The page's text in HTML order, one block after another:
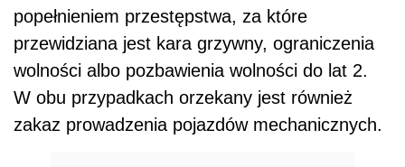
popełnieniem przestępstwa, za które
przewidziana jest kara grzywny, ograniczenia
wolności albo pozbawienia wolności do lat 2.
W obu przypadkach orzekany jest również
zakaz prowadzenia pojazdów mechanicznych.